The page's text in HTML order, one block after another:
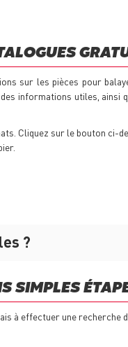
sur les pièces pour
informations utiles, ainsi
Cliquez sur le bouton ci-
?
SIMPLES
à effectuer une recherche